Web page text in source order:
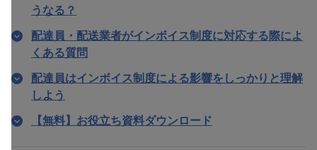
うなる？
配達員・配送業者がインボイス制度に対応する際によ
くある質問
配達員はインボイス制度による影響をしっかりと理解
しよう
【無料】お役立ち資料ダウンロード